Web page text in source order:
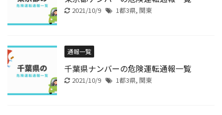
2021/10/9 1都3県, 関東
通報一覧
千葉県ナンバーの危険運転通報一覧
2021/10/9 1都3県, 関東